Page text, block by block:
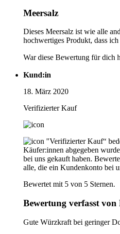
Meersalz
Dieses Meersalz ist wie alle
hochwertiges Produkt, dass
War diese Bewertung für dich
Kund:in
18. März 2020
Verifizierter Kauf
"Verifizierter Kauf“
Käufer:innen abgegeben
bei uns gekauft haben.
alle, die ein Kundenkonto bei
Bewertet mit 5 von 5 Sternen.
Bewertung verfasst
Gute Würzkraft bei geringer